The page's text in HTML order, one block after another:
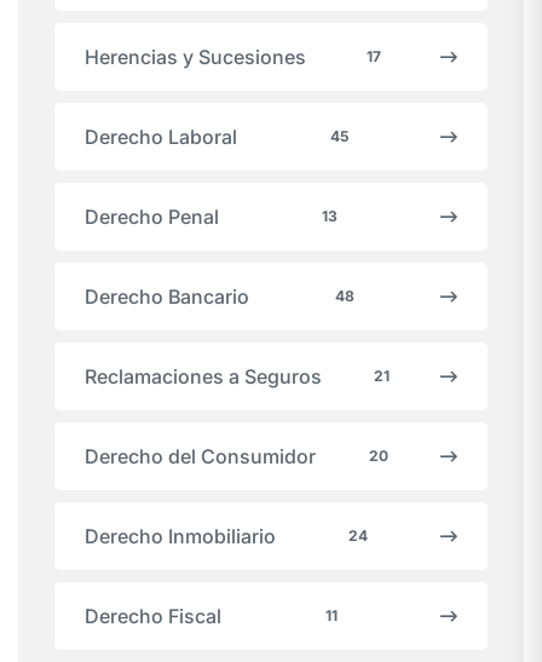
Herencias y Sucesiones 17
Derecho Laboral 45
Derecho Penal 13
Derecho Bancario 48
Reclamaciones a Seguros 21
Derecho del Consumidor 20
Derecho Inmobiliario 24
Derecho Fiscal 11